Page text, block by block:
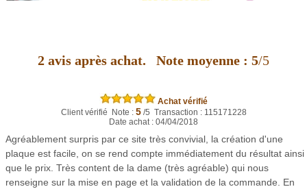
2 avis après achat. Note moyenne : 5/5
Achat vérifié
Client vérifié Note : 5/5 Transaction : 115171228
Date achat : 04/04/2018
Agréablement surpris par ce site très convivial, la création d'une
plaque est facile, on se rend compte immédiatement du résultat ainsi
que le prix. Très content de la dame (très agréable) qui nous
renseigne sur la mise en page et la validation de la commande. En